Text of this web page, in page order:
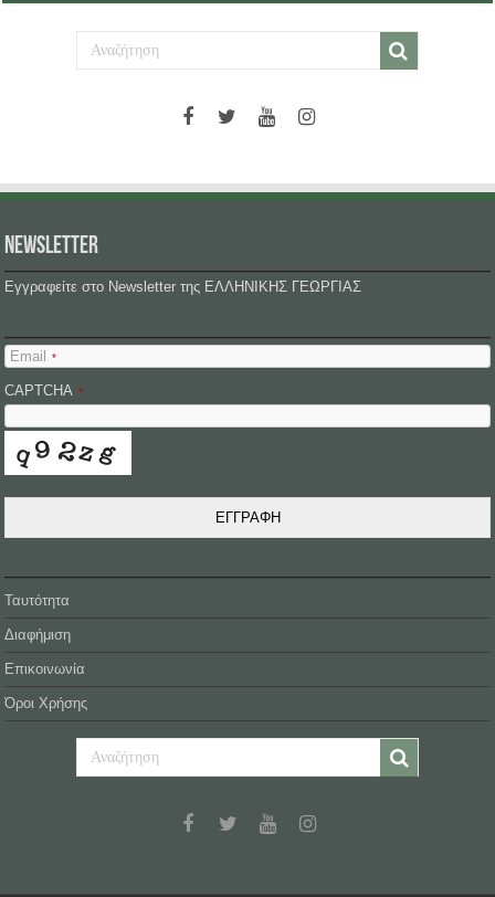
NEWSLETTER
Εγγραφείτε στο Newsletter της ΕΛΛΗΝΙΚΗΣ ΓΕΩΡΓΙΑΣ
Email *
CAPTCHA *
ΕΓΓΡΑΦΗ
Ταυτότητα
Διαφήμιση
Επικοινωνία
Όροι Χρήσης